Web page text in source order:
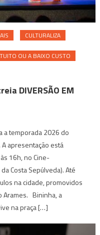
CULTURALIZA
OU A BAIXO CUSTO
DIVERSÃO EM
a temporada 2026 do
apresentação está
16h, no Cine-
Costa Sepúlveda). Até
na cidade, promovidos
Arames. Bininha, a
na praça […]